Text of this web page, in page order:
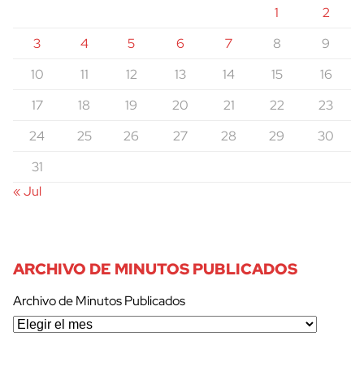
1
2
3
4 5 6 7 8
9
10
11 12 13 14 15
16
17
18 19 20 21 22
23
24
25 26 27 28 29
30
31
« Jul
ARCHIVO DE MINUTOS PUBLICADOS
Archivo de Minutos Publicados